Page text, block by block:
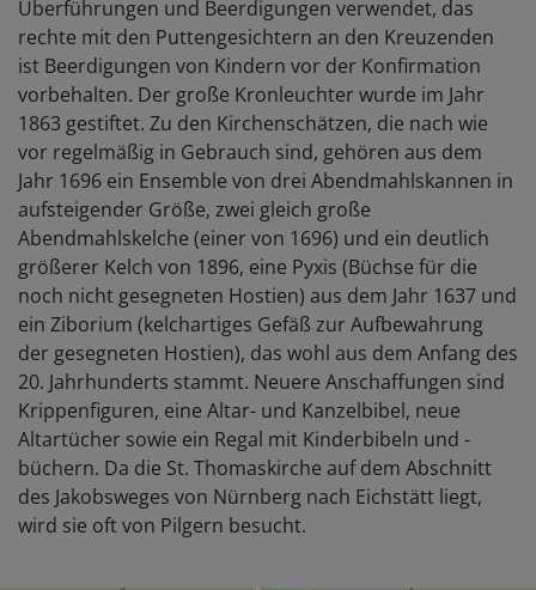
Überführungen und Beerdigungen verwendet, das
rechte mit den Puttengesichtern an den Kreuzenden
ist Beerdigungen von Kindern vor der Konfirmation
vorbehalten. Der große Kronleuchter wurde im Jahr
1863 gestiftet. Zu den Kirchenschätzen, die nach wie
vor regelmäßig in Gebrauch sind, gehören aus dem
Jahr 1696 ein Ensemble von drei Abendmahlskannen in
aufsteigender Größe, zwei gleich große
Abendmahlskelche (einer von 1696) und ein deutlich
größerer Kelch von 1896, eine Pyxis (Büchse für die
noch nicht gesegneten Hostien) aus dem Jahr 1637 und
ein Ziborium (kelchartiges Gefäß zur Aufbewahrung
der gesegneten Hostien), das wohl aus dem Anfang des
20. Jahrhunderts stammt. Neuere Anschaffungen sind
Krippenfiguren, eine Altar- und Kanzelbibel, neue
Altartücher sowie ein Regal mit Kinderbibeln und -
büchern. Da die St. Thomaskirche auf dem Abschnitt
des Jakobsweges von Nürnberg nach Eichstätt liegt,
wird sie oft von Pilgern besucht.